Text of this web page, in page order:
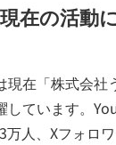
在の活動
現在「株式会
しています。
万人、Xフォロ